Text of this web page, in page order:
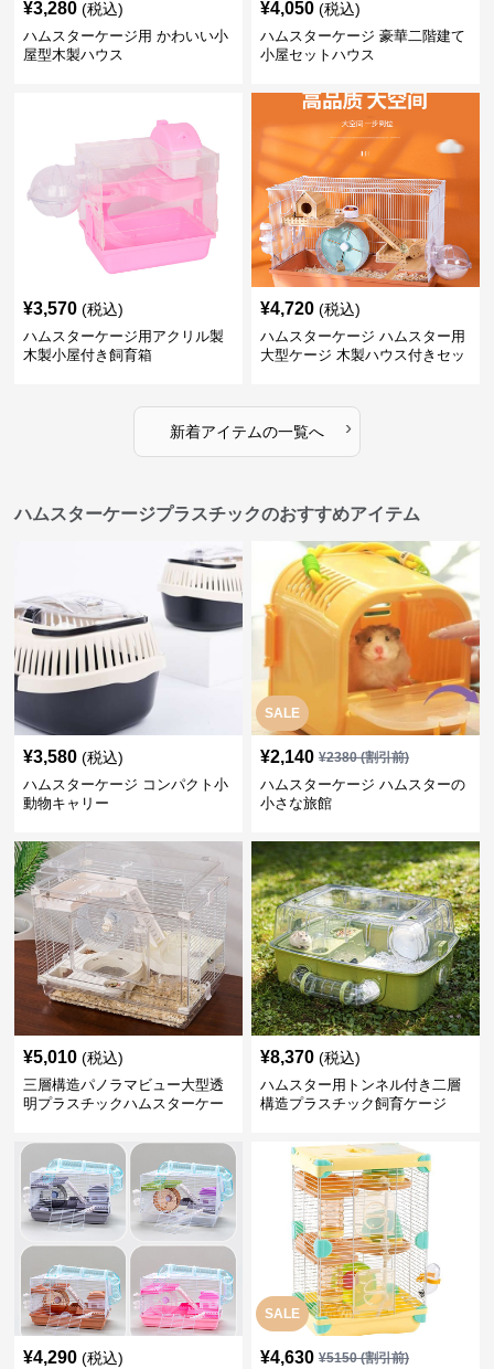
¥3,280 (税込)
ハムスターケージ用 かわいい小
屋型木製ハウス
¥4,050 (税込)
ハムスターケージ 豪華二階建て
小屋セットハウス
¥3,570 (税込)
ハムスターケージ用アクリル製
木製小屋付き飼育箱
¥4,720 (税込)
ハムスターケージ ハムスター用
大型ケージ 木製ハウス付きセッ
新着アイテムの一覧へ ›
ハムスターケージプラスチックのおすすめアイテム
¥3,580 (税込)
ハムスターケージ コンパクト小
動物キャリー
SALE
¥2,140 ¥2380(割引前)
ハムスターケージ ハムスターの
小さな旅館
¥5,010 (税込)
三層構造パノラマビュー大型透
明プラスチックハムスターケー
¥8,370 (税込)
ハムスター用トンネル付き二層
構造プラスチック飼育ケージ
¥4,290 (税込)
SALE
¥4,630 ¥5150(割引前)